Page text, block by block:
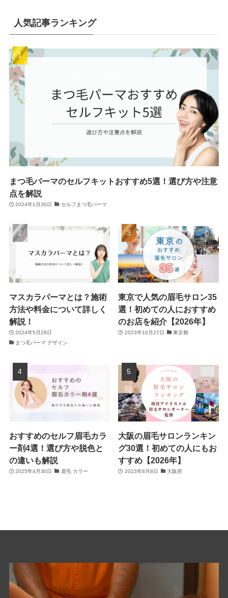
人気記事ランキング
まつ毛パーマのセルフキットおすすめ5選！選び方や注意
点を解説
2024年1月30日 セルフまつ毛パーマ
マスカラパーマとは？施術
方法や料金について詳しく
解説！
2024年5月28日
まつ毛パーマ デザイン
東京で人気の眉毛サロン35
選！初めての人におすすめ
のお店を紹介【2026年】
2023年10月27日 東京都
おすすめのセルフ眉毛カラ
ー剤4選！選び方や脱色と
の違いも解説
2025年4月30日 眉毛 カラー
大阪の眉毛サロンランキン
グ30選！初めての人にもお
すすめ【2026年】
2023年8月8日 大阪府